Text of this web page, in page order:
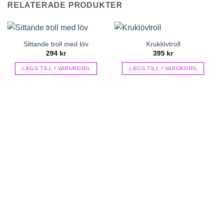
RELATERADE PRODUKTER
Sittande troll med löv
294 kr
LÄGG TILL I VARUKORG
Kruklövtroll
395 kr
LÄGG TILL I VARUKORG